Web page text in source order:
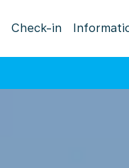
Check-in